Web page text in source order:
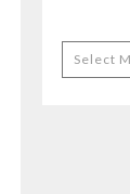
Archives